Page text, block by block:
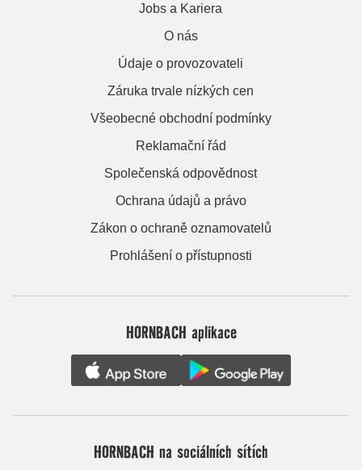
Jobs a Kariera
O nás
Údaje o provozovateli
Záruka trvale nízkých cen
Všeobecné obchodní podmínky
Reklamační řád
Společenská odpovědnost
Ochrana údajů a právo
Zákon o ochraně oznamovatelů
Prohlášení o přístupnosti
HORNBACH aplikace
HORNBACH na sociálních sítích